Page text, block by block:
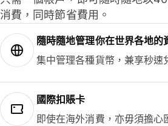
消費，同時節省費用。
隨時隨地管理你在世界各地的
集中管理各種貨幣，兼享秒速
國際扣賬卡
即使在海外消費，亦毋須擔心